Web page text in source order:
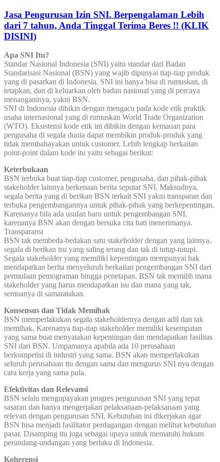
Jasa Pengurusan Izin SNI. Berpengalaman Lebih
dari 7 tahun, Anda Tinggal Terima Beres !! (KLIK
DISINI)
Apa SNI Itu?
Standar Nasional Indonesia (SNI) yaitu standar dari Badan
Standarisasi Nasional (BSN) yang wajib dipunyai tiap-tiap produk
yang di pasarkan di Indonesia. SNI ini hanya bisa di rumuskan, di
tetapkan, dan di keluarkan oleh badan nasional yang di percaya
menanganinya, yakni BSN.
SNI di Indonesia dibikin dengan mengacu pada kode etik praktik
usaha internasional yang di rumuskan World Trade Organization
(WTO). Eksistensi kode etik ini dibikin dengan kemauan para
pengusaha di segala dunia dapat membikin produk-produk yang
tidak membahayakan untuk customer. Lebih lengkap berkaitan
point-point dalam kode itu yaitu sebagai berikut:
Keterbukaan
BSN terbuka buat tiap-tiap customer, pengusaha, dan pihak-pihak
stakeholder lainnya berkenaan berita seputar SNI. Maksudnya,
segala berita yang di berikan BSN terkait SNI yakni transparan dan
terbuka pengembangannya untuk pihak-pihak yang berkepentingan.
Karenanya bila ada usulan baru untuk pengembangan SNI,
karenanya BSN akan dengan bersuka cita hati menerimanya.
Transparansi
BSN tak membeda-bedakan satu stakeholder dengan yang lainnya,
segala di berikan isu yang saling terang dan tak di tutup-tutupi.
Segala stakeholder yang memiliki kepentingan mempunyai hak
mendapatkan berita menyeluruh berkaitan pengembangan SNI dari
permulaan pemograman hingga penetapan. BSN tak memilih mana
stakeholder yang harus mendapatkan isu dan mana yang tak,
semuanya di samaratakan.
Konsensus dan Tidak Memihak
BSN memperlakukan segala stakeholdernya dengan adil dan tak
memihak. Karenanya tiap-tiap stakeholder memiliki kesempatan
yang sama buat menyatakan kepentingan dan mendapatkan fasilitas
SNI dari BSN. Umpamanya apabila ada 10 perusahaan
berkompetisi di industri yang sama. BSN akan memperlakukan
seluruh perusahaan itu dengan sama dan mengurus SNI nya dengan
cara kerja yang sama pula.
Efektivitas dan Relevansi
BSN selalu mengupayakan progres pengurusan SNI yang tepat
sasaran dan hanya mengerjakan pelaksanaan-pelaksanaan yang
relevan dengan pengurusan SNI. Kebutuhan ini dikerjakan agar
BSN bisa menjadi fasilitator perdagangan dengan melihat kebutuhan
pasar. Disamping itu juga sebagai upaya untuk mematuhi hukum
perundang-undangan yang berlaku di Indonesia.
Koherensi